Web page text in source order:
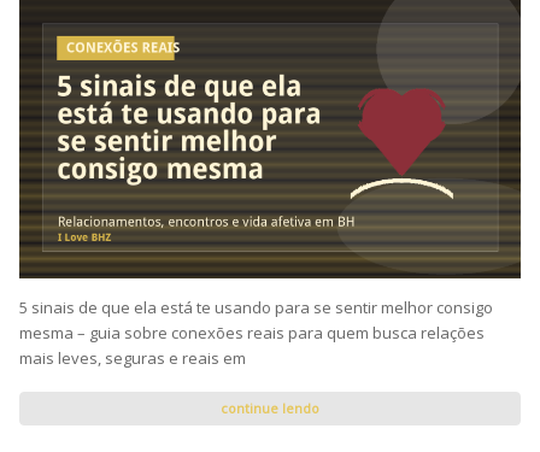
5 sinais de que ela está te usando para se sentir melhor consigo
mesma – guia sobre conexões reais para quem busca relações
mais leves, seguras e reais em
continue lendo